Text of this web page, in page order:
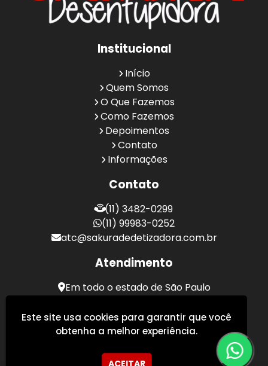
Institucional
Início
Quem Somos
O Que Fazemos
Como Fazemos
Depoimentos
Contato
Informações
Contato
(11) 3482-0299
(11) 99983-0252
atc@sakuradedetizadora.com.br
Atendimento
Em todo o estado de São Paulo
Este site usa cookies para garantir que você
obtenha a melhor experiência.
ACEITAR